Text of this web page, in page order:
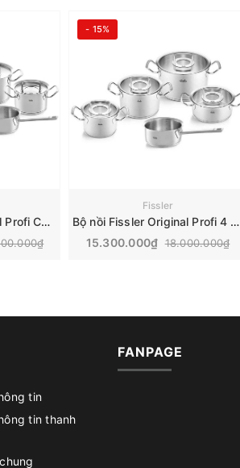
Bộ nồi Fissler Original Profi Collection vung thép, 6 món | Made in Germany
- 15%
Fissler
Bộ nồi Fissler Original Profi 4 nồi 1 quánh, vung kính Made in Germany | 084-129-05-008/0
15.300.000₫ 18.000.000₫
tin
tin thanh
FANPAGE